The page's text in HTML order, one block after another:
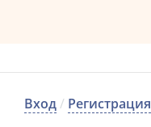
Вход/ Регистрация